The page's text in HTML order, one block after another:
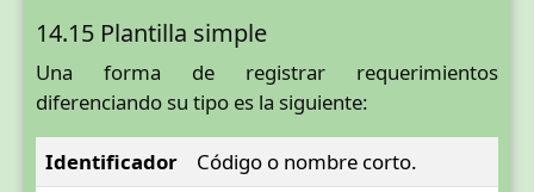
14.15 Plantilla simple
Una forma de registrar requerimientos
diferenciando su tipo es la siguiente:
Identificador
Código o nombre corto.